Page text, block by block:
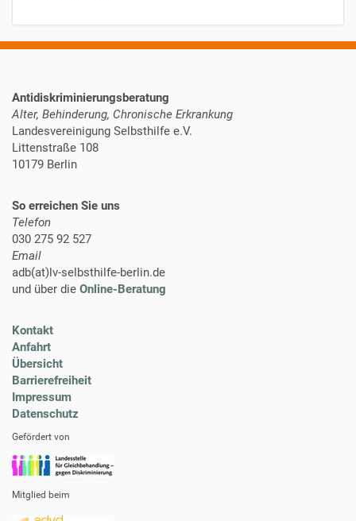
Antidiskriminierungsberatung
Alter, Behinderung, Chronische Erkrankung
Landesvereinigung Selbsthilfe e.V.
Littenstraße 108
10179 Berlin
So erreichen Sie uns
Telefon
030 275 92 527
Email
adb(at)lv-selbsthilfe-berlin.de
und über die Online-Beratung
Kontakt
Anfahrt
Übersicht
Barrierefreiheit
Impressum
Datenschutz
Gefördert von
Mitglied beim